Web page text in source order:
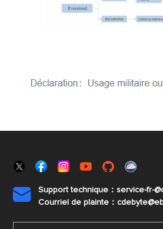

Support technique：service-fr-
Courriel de plainte：cdebyte